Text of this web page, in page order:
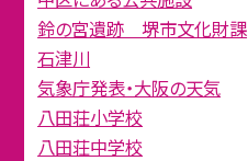
鈴の宮遺跡 堺市文化財課
石津川
気象庁発表・大阪の天気
八田荘小学校
八田荘中学校